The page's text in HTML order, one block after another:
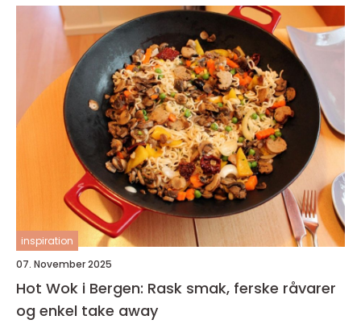
inspiration
07. November 2025
Hot Wok i Bergen: Rask smak, ferske råvarer
og enkel take away